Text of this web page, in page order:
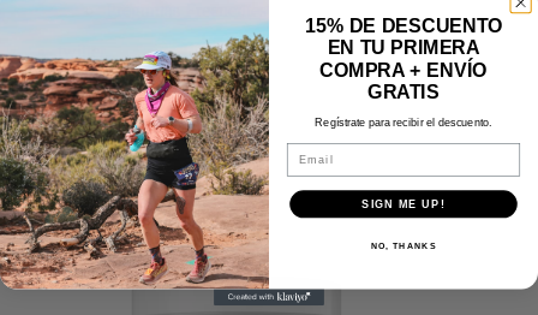
facebook
instagram
vimeo
Mostrando el único resultado
15% DE DESCUENTO
EN TU PRIMERA
COMPRA + ENVÍO
GRATIS
Regístrate para recibir el descuento.
Email
SIGN ME UP!
NO, THANKS